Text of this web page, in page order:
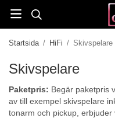
Startsida / HiFi / Skivspelare
Skivspelare
Paketpris: Begär paketpris
av till exempel skivspelare
tonarm och pickup, erbjuder